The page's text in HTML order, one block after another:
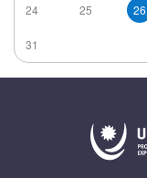
24 25 26
31